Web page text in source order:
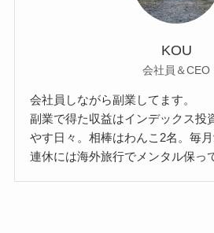
KOU
会社員＆CEO
会社員しながら副業してます。
副業で得た収益はインデックス投
やす日々。相棒はわんこ2名。毎
連休には海外旅行でメンタル保っ